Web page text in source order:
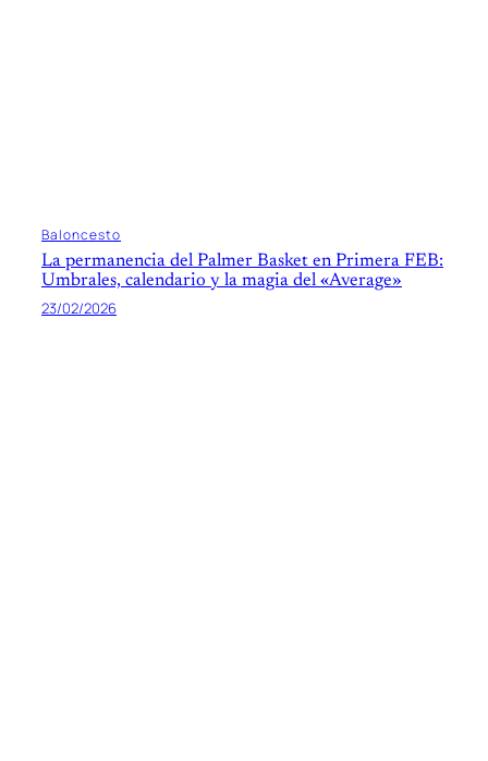
Baloncesto
La permanencia del Palmer Basket en Primera FEB:
Umbrales, calendario y la magia del «Average»
23/02/2026